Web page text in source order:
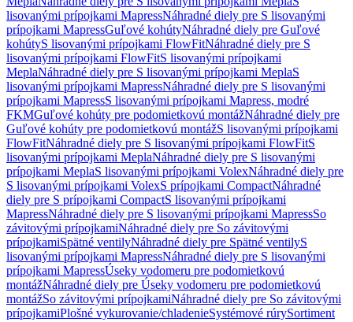
lisovanými prípojkami MapressNáhradné diely pre S lisovanými
prípojkami MapressGuľové kohútyNáhradné diely pre Guľové
kohútyS lisovanými prípojkami FlowFitNáhradné diely pre S
lisovanými prípojkami FlowFitS lisovanými prípojkami
MeplaNáhradné diely pre S lisovanými prípojkami MeplaS
lisovanými prípojkami MapressNáhradné diely pre S lisovanými
prípojkami MapressS lisovanými prípojkami Mapress, modré
FKMGuľové kohúty pre podomietkovú montážNáhradné diely pre
Guľové kohúty pre podomietkovú montážS lisovanými prípojkami
FlowFitNáhradné diely pre S lisovanými prípojkami FlowFitS
lisovanými prípojkami MeplaNáhradné diely pre S lisovanými
prípojkami MeplaS lisovanými prípojkami VolexNáhradné diely pre
S lisovanými prípojkami VolexS prípojkami CompactNáhradné
diely pre S prípojkami CompactS lisovanými prípojkami
MapressNáhradné diely pre S lisovanými prípojkami MapressSo
závitovými prípojkamiNáhradné diely pre So závitovými
prípojkamiSpätné ventilyNáhradné diely pre Spätné ventilyS
lisovanými prípojkami MapressNáhradné diely pre S lisovanými
prípojkami MapressÚseky vodomeru pre podomietkovú
montážNáhradné diely pre Úseky vodomeru pre podomietkovú
montážSo závitovými prípojkamiNáhradné diely pre So závitovými
prípojkamiPlošné vykurovanie/chladenieSystémové rúrySortiment